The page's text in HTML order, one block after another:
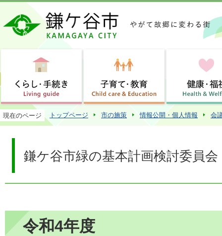
この
現在のページ トップページ 市の施策 情報公開・個人情報 会
鎌ケ谷市緑の基本計画検討委員会
令和4年度